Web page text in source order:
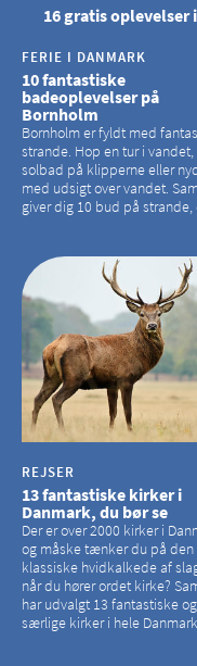
16 gratis oplevelser
FERIE I DANMARK
10 fantastiske
badeoplevelser på
Bornholm
Bornholm er fyldt med
strande. Hop en tur i vandet,
solbad på klipperne eller
med udsigt over vandet.
giver dig 10 bud på strande,
REJSER
13 fantastiske kirker i
Danmark, du bør se
Der er over 2000 kirker i
og måske tænker du på den
klassiske hvidkalkede af
når du hører ordet kirke?
har udvalgt 13 fantastiske og
særlige kirker i hele